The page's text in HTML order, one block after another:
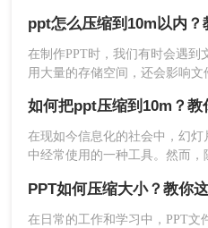
操作步骤：
2、删除不必要的图片、动
局和设计。
3、选中需要压缩的图片，
件，以确保其大小在50M以内呢
方法和技巧。
ppt怎么压缩到10m以内？
在制作PPT时，我们有时会遇到
用大量的存储空间，还会影响文
10M以内的方法。
如何把ppt压缩到10m？教
在现如今信息化的社会中，幻
中经常使用的一种工具。然而，
输PPT带来了困扰。有时，我们
电子邮件发送，或者上传到网
PPT如何压缩大小？教你
在日常的工作和学习中，PPT文